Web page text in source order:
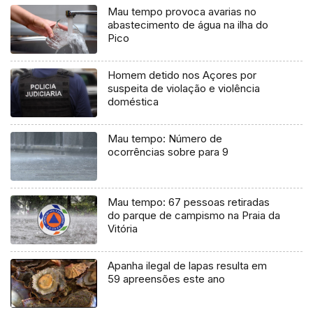
Mau tempo provoca avarias no
abastecimento de água na ilha do
Pico
Homem detido nos Açores por
suspeita de violação e violência
doméstica
Mau tempo: Número de
ocorrências sobre para 9
Mau tempo: 67 pessoas retiradas
do parque de campismo na Praia da
Vitória
Apanha ilegal de lapas resulta em
59 apreensões este ano